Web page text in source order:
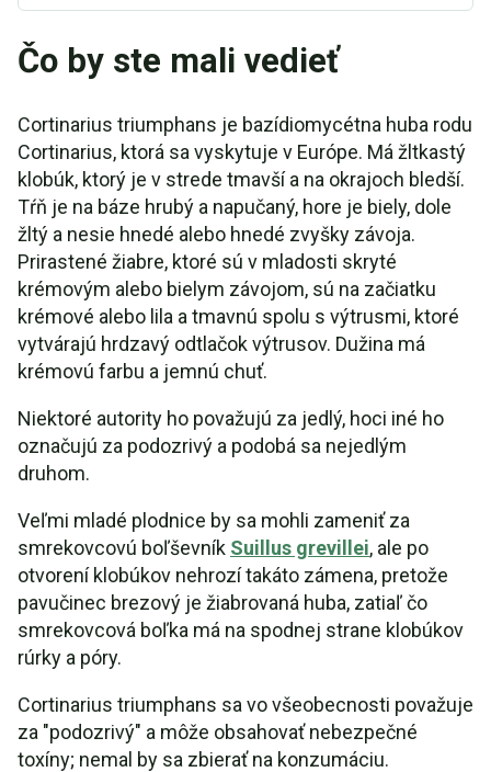
Čo by ste mali vedieť
Cortinarius triumphans je bazídiomycétna huba rodu
Cortinarius, ktorá sa vyskytuje v Európe. Má žltkastý
klobúk, ktorý je v strede tmavší a na okrajoch bledší.
Tŕň je na báze hrubý a napučaný, hore je biely, dole
žltý a nesie hnedé alebo hnedé zvyšky závoja.
Prirastené žiabre, ktoré sú v mladosti skryté
krémovým alebo bielym závojom, sú na začiatku
krémové alebo lila a tmavnú spolu s výtrusmi, ktoré
vytvárajú hrdzavý odtlačok výtrusov. Dužina má
krémovú farbu a jemnú chuť.
Niektoré autority ho považujú za jedlý, hoci iné ho
označujú za podozrivý a podobá sa nejedlým
druhom.
Veľmi mladé plodnice by sa mohli zameniť za
smrekovcovú boľševník Suillus grevillei, ale po
otvorení klobúkov nehrozí takáto zámena, pretože
pavučinec brezový je žiabrovaná huba, zatiaľ čo
smrekovcová boľka má na spodnej strane klobúkov
rúrky a póry.
Cortinarius triumphans sa vo všeobecnosti považuje
za "podozrivý" a môže obsahovať nebezpečné
toxíny; nemal by sa zbierať na konzumáciu.